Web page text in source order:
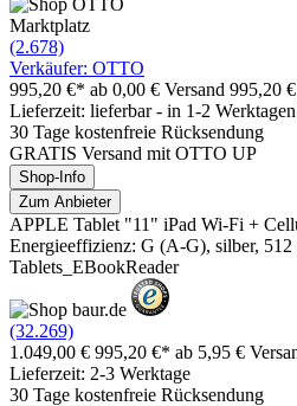
Marktplatz
(2.678)
Verkäufer: OTTO
995,20 €* ab 0,00 € Versand 995,20
Lieferzeit: lieferbar - in 1-2
30 Tage kostenfreie Rücksendung
GRATIS Versand mit OTTO UP
Shop-Info
Zum Anbieter
APPLE Tablet "11" iPad Wi-Fi +
Energieeffizienz: G (A-G), silber,
Tablets_EBookReader
(32.269)
1.049,00 € 995,20 €* ab 5,95 €
Lieferzeit: 2-3 Werktage
30 Tage kostenfreie Rücksendung